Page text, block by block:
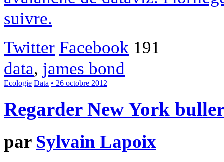
suivre.
Twitter Facebook 191
data, james bond
Ecologie Data • 26 octobre 2012
Regarder New York
par Sylvain Lapoix